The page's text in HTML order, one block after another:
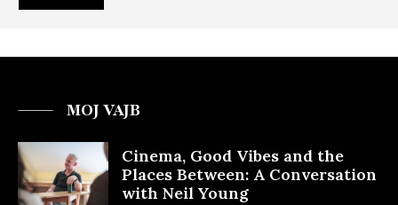
MOJ VAJB
Cinema, Good Vibes and the
Places Between: A Conversation
with Neil Young